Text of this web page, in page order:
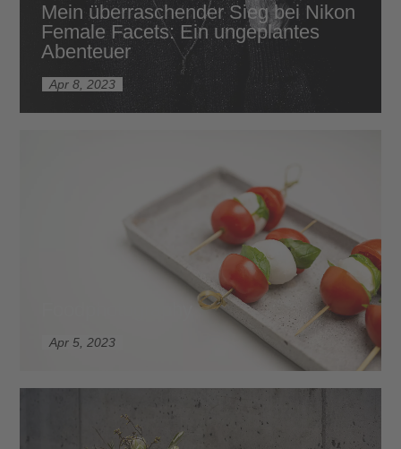
Mein überraschender Sieg bei Nikon
Female Facets: Ein ungeplantes
Abenteuer
Apr 8, 2023
Apr 5, 2023